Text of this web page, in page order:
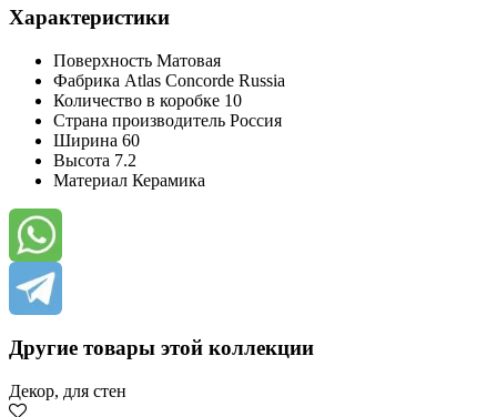
Характеристики
Поверхность Матовая
Фабрика Atlas Concorde Russia
Количество в коробке 10
Страна производитель Россия
Ширина 60
Высота 7.2
Материал Керамика
Другие товары этой коллекции
Декор, для стен